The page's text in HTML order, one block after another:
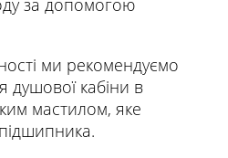
за допомогою
ми рекомендуємо
душової кабіни в
мастилом, яке